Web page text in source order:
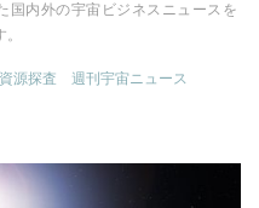
国内外の宇宙ビジネスニュースを
資源探査 週刊宇宙ニュース